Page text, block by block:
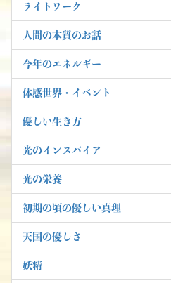
ライトワーク
人間の本質のお話
今年のエネルギー
体感世界・イベント
優しい生き方
光のインスパイア
光の栄養
初期の頃の優しい真理
天国の優しさ
妖精